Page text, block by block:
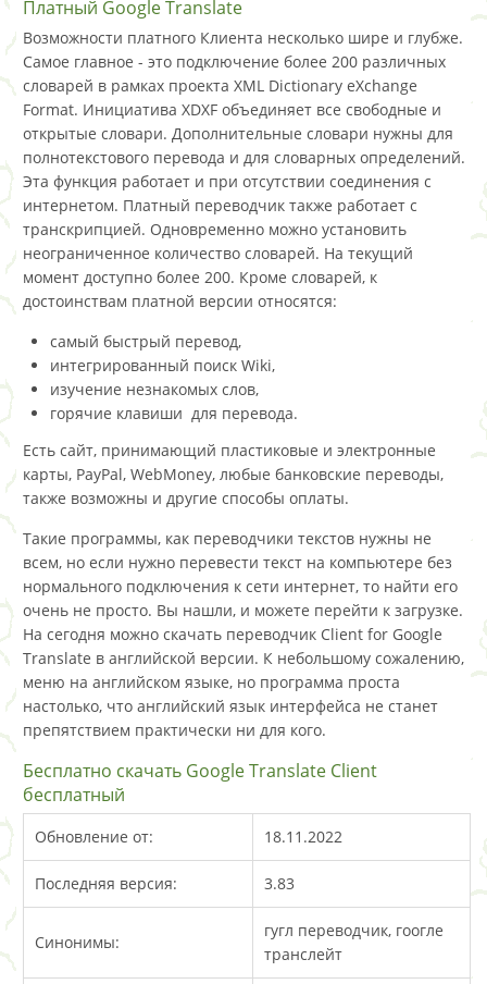
Платный Google Translate
Возможности платного Клиента несколько шире и глубже.
Самое главное - это подключение более 200 различных
словарей в рамках проекта XML Dictionary eXchange
Format. Инициатива XDXF объединяет все свободные и
открытые словари. Дополнительные словари нужны для
полнотекстового перевода и для словарных определений.
Эта функция работает и при отсутствии соединения с
интернетом. Платный переводчик также работает с
транскрипцией. Одновременно можно установить
неограниченное количество словарей. На текущий
момент доступно более 200. Кроме словарей, к
достоинствам платной версии относятся:
самый быстрый перевод,
интегрированный поиск Wiki,
изучение незнакомых слов,
горячие клавиши для перевода.
Есть сайт, принимающий пластиковые и электронные
карты, PayPal, WebMoney, любые банковские переводы,
также возможны и другие способы оплаты.
Такие программы, как переводчики текстов нужны не
всем, но если нужно перевести текст на компьютере без
нормального подключения к сети интернет, то найти его
очень не просто. Вы нашли, и можете перейти к загрузке.
На сегодня можно скачать переводчик Client for Google
Translate в английской версии. К небольшому сожалению,
меню на английском языке, но программа проста
настолько, что английский язык интерфейса не станет
препятствием практически ни для кого.
Бесплатно скачать Google Translate Client
бесплатный
Обновление от: 18.11.2022
Последняя версия: 3.83
Синонимы:
гугл переводчик, гоогле
транслейт